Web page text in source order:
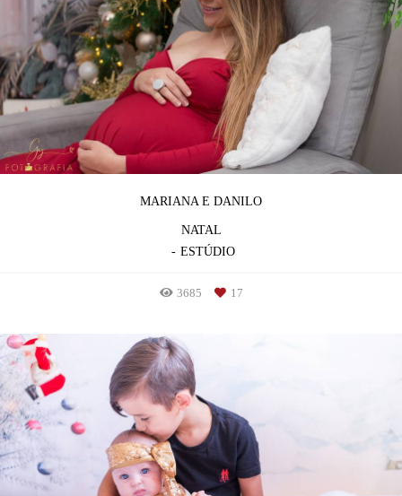
MARIANA E DANILO
NATAL
ESTÚDIO
3685 17